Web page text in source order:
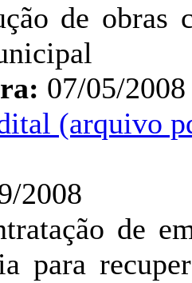
de obras
07/05/2008
(arquivo
2008
de
para